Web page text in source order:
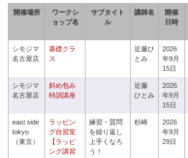
開催場所
ワークシ
ョップ名
サブタイト
ル
講師名
開催
日時
シモジマ
名古屋店
基礎クラ
ス
近藤ひ
とみ
2026
年9月
15日
シモジマ
名古屋店
斜め包み
特訓講座
近藤
ひとみ
2026
年9月
15日
east side
tokyo
（東京）
ラッピン
グ自習室
【ラッピ
ング講習
練習・質問
を繰り返し
上手くなろ
う！
杉崎
2026
年9月
29日